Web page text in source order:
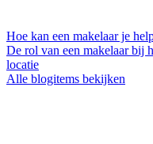
Hoe kan een makelaar je
De rol van een makelaar bij
locatie
Alle blogitems bekijken